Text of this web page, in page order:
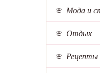
Мода и
Отдых
Рецепты